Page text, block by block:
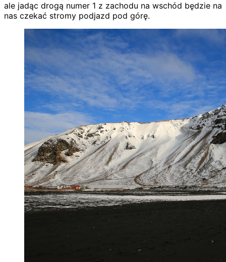
ale jadąc drogą numer 1 z zachodu na wschód będzie na
nas czekać stromy podjazd pod górę.